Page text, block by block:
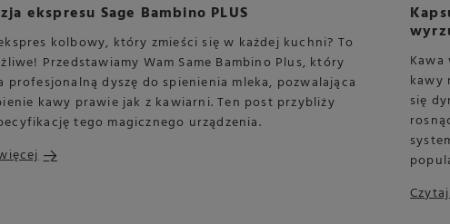
ekspresu Sage Bambino PLUS
kolbowy, który zmieści się w każdej kuchni? To
Przedstawiamy Wam Same Bambino Plus, który
profesjonalną dyszę do spienienia mleka, pozwalająca
kawy prawie jak z kawiarni. Ten post przybliży
tego magicznego urządzenia.
kawy
się